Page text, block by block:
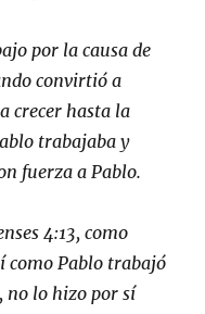
por la causa de
convirtió a
crecer hasta la
trabajaba y
fuerza a Pablo.
4:13, como
como Pablo trabajó
no lo hizo por sí